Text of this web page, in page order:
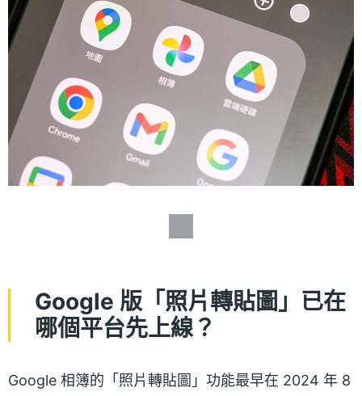
Google 版「照片轉貼圖」已在
哪個平台先上線？
Google 相簿的「照片轉貼圖」功能最早在 2024 年 8